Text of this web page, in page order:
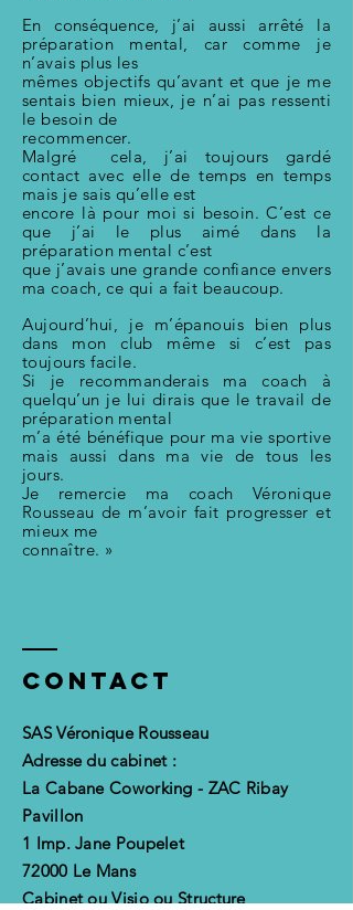
En conséquence, j’ai aussi arrêté la
préparation mental, car comme je
n’avais plus les
mêmes objectifs qu’avant et que je me
sentais bien mieux, je n’ai pas ressenti
le besoin de
recommencer.
Malgré cela, j’ai toujours gardé
contact avec elle de temps en temps
mais je sais qu’elle est
encore là pour moi si besoin. C’est ce
que j’ai le plus aimé dans la
préparation mental c’est
que j’avais une grande confiance envers
ma coach, ce qui a fait beaucoup.
Aujourd’hui, je m’épanouis bien plus
dans mon club même si c’est pas
toujours facile.
Si je recommanderais ma coach à
quelqu’un je lui dirais que le travail de
préparation mental
m’a été bénéfique pour ma vie sportive
mais aussi dans ma vie de tous les
jours.
Je remercie ma coach Véronique
Rousseau de m’avoir fait progresser et
mieux me
connaître. »
Contact
SAS Véronique Rousseau
Adresse du cabinet :
La Cabane Coworking - ZAC Ribay
Pavillon
1 Imp. Jane Poupelet
72000 Le Mans
Cabinet ou Visio ou Structure